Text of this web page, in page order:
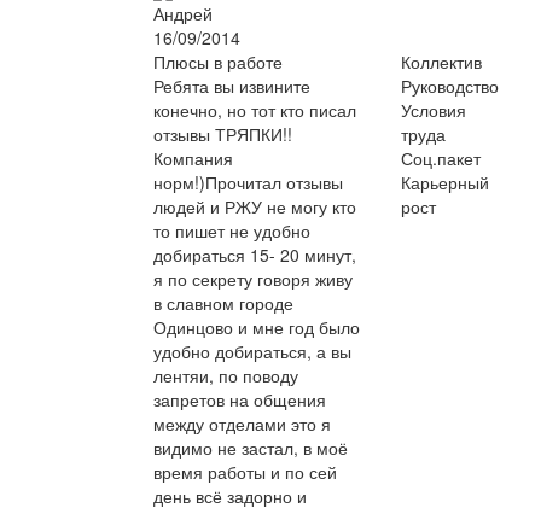
Андрей
16/09/2014
Плюсы в работе
Ребята вы извините
конечно, но тот кто писал
отзывы ТРЯПКИ!!
Компания
норм!)Прочитал отзывы
людей и РЖУ не могу кто
то пишет не удобно
добираться 15- 20 минут,
я по секрету говоря живу
в славном городе
Одинцово и мне год было
удобно добираться, а вы
лентяи, по поводу
запретов на общения
между отделами это я
видимо не застал, в моё
время работы и по сей
день всё задорно и
Коллектив
Руководство
Условия
труда
Соц.пакет
Карьерный
рост